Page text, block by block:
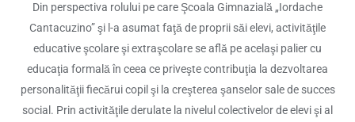
Din perspectiva rolului pe care Şcoala Gimnazială „Iordache
Cantacuzino” şi l-a asumat faţă de proprii săi elevi, activităţile
educative şcolare şi extraşcolare se află pe acelaşi palier cu
educaţia formală în ceea ce priveşte contribuţia la dezvoltarea
personalităţii fiecărui copil şi la creşterea şanselor sale de succes
social. Prin activităţile derulate la nivelul colectivelor de elevi şi al